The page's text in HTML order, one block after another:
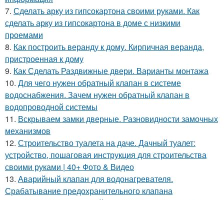
7. Сделать арку из гипсокартона своими руками. Как
сделать арку из гипсокартона в доме с низкими
проемами
8. Как построить веранду к дому. Кирпичная веранда,
пристроенная к дому
9. Как Сделать Раздвижные двери. Варианты монтажа
10. Для чего нужен обратный клапан в системе
водоснабжения. Зачем нужен обратный клапан в
водопроводной системы
11. Вскрываем замки дверные. Разновидности замочных
механизмов
12. Строительство туалета на даче. Дачный туалет:
устройство, пошаговая инструкция для строительства
своими руками | 40+ Фото & Видео
13. Аварийный клапан для водонагревателя.
Срабатывание предохранительного клапана